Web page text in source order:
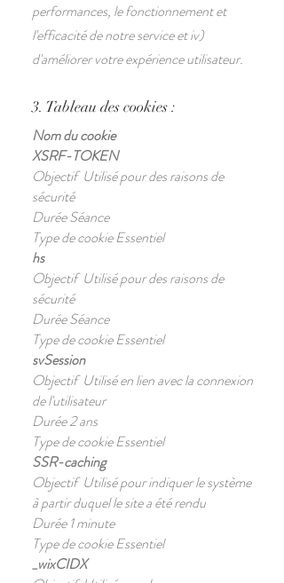
performances, le fonctionnement et
l'efficacité de notre service et iv)
d'améliorer votre expérience utilisateur.
3. Tableau des cookies :
Nom du cookie
XSRF-TOKEN
Objectif Utilisé pour des raisons de
sécurité
Durée Séance
Type de cookie Essentiel
hs
Objectif Utilisé pour des raisons de
sécurité
Durée Séance
Type de cookie Essentiel
svSession
Objectif Utilisé en lien avec la connexion
de l'utilisateur
Durée 2 ans
Type de cookie Essentiel
SSR-caching
Objectif Utilisé pour indiquer le système
à partir duquel le site a été rendu
Durée 1 minute
Type de cookie Essentiel
_wixCIDX